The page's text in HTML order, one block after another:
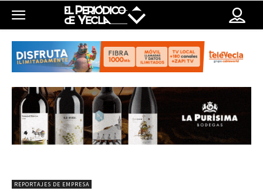
REPORTAJES DE EMPRESA